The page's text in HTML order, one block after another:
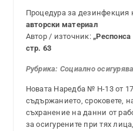
Процедура за дезинфекция
авторски материал
Автор / източник:
стр. 63
Рубрика: Социално
Новата Наредба № Н-13 от
съдържанието, сроковете,
съхранение на данни от
за осигурените при тях